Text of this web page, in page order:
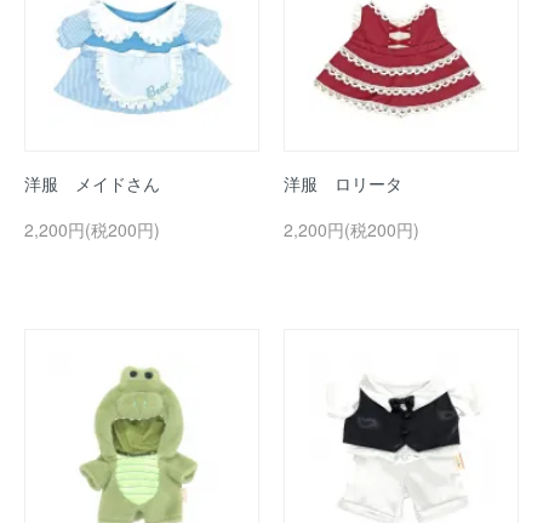
洋服 メイドさん
2,200円(税200円)
洋服 ロリータ
2,200円(税200円)